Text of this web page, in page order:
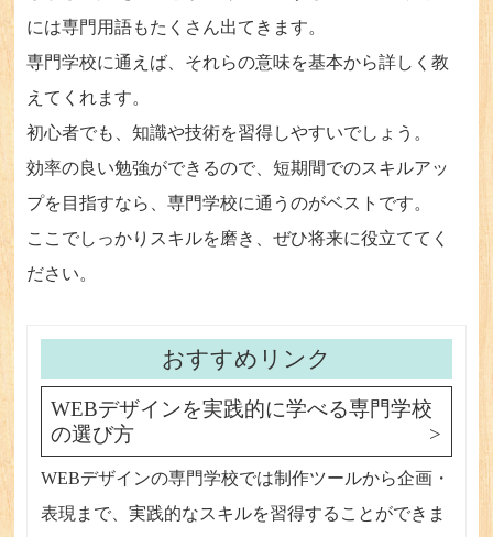
には専門用語もたくさん出てきます。
専門学校に通えば、それらの意味を基本から詳しく教
えてくれます。
初心者でも、知識や技術を習得しやすいでしょう。
効率の良い勉強ができるので、短期間でのスキルアッ
プを目指すなら、専門学校に通うのがベストです。
ここでしっかりスキルを磨き、ぜひ将来に役立ててく
ださい。
おすすめリンク
WEBデザインを実践的に学べる専門学校
の選び方
WEBデザインの専門学校では制作ツールから企画・
表現まで、実践的なスキルを習得することができま